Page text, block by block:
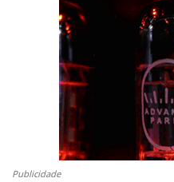
Publicidade